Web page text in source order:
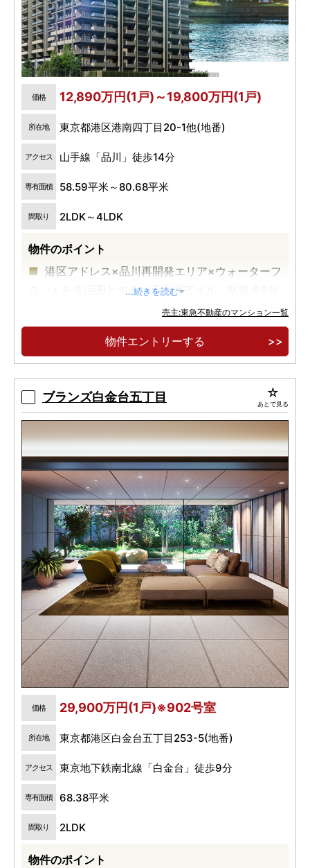
価格 12,890万円(1戸)～19,800万円(1戸)
所在地 東京都港区港南四丁目20-1他(地番)
アクセス 山手線「品川」徒歩14分
専有面積 58.59平米～80.68平米
間取り 2LDK～4LDK
物件のポイント
港区アドレス×品川再開発エリア×ウォーターフ
ロントを生活圏とする「天王洲アイル」駅徒歩6分
...続きを読む
売主:東急不動産のマンション一覧
物件エントリーする
ブランズ白金台五丁目 あとで見る
価格 29,900万円(1戸)※902号室
所在地 東京都港区白金台五丁目253-5(地番)
アクセス 東京地下鉄南北線「白金台」徒歩9分
専有面積 68.38平米
間取り 2LDK
物件のポイント